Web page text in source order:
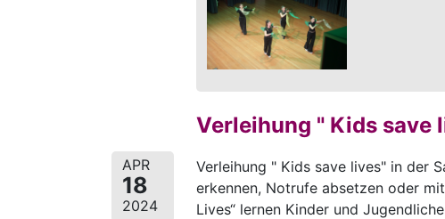
APR
18
2024
Verleihung " Kids save
Verleihung " Kids save lives" in der
erkennen, Notrufe absetzen oder
Lives“ lernen Kinder und